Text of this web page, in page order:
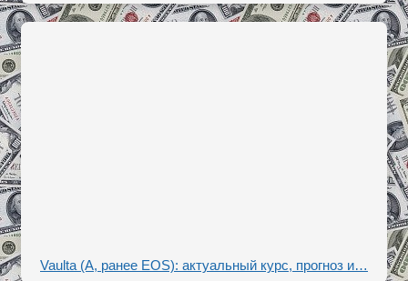
Vaulta (A, ранее EOS): актуальный курс, прогноз и…